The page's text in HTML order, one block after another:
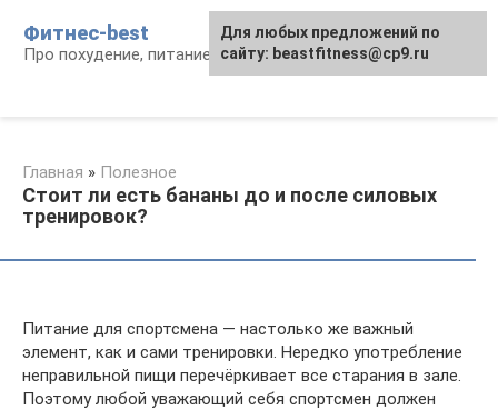
контенту
Фитнес-best
Про похудение, питание и фитнес
Главная » Полезное
Стоит ли есть бананы до и после силовых
тренировок?
Питание для спортсмена — настолько же важный
элемент, как и сами тренировки. Нередко употребление
неправильной пищи перечёркивает все старания в зале.
Поэтому любой уважающий себя спортсмен должен
Для любых предложений по
сайту: beastfitness@cp9.ru